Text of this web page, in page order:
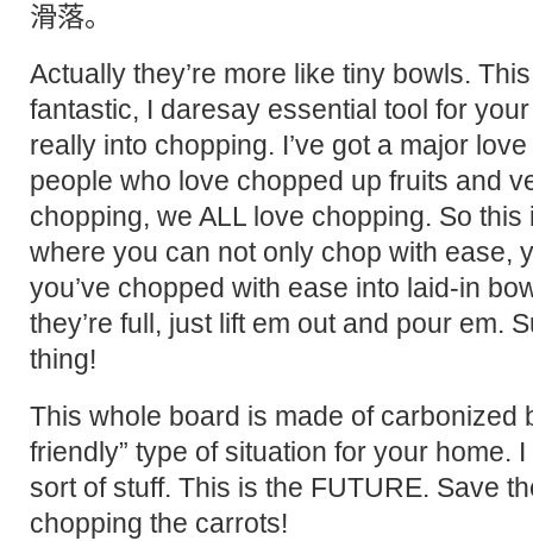
滑落。
Actually they’re more like tiny bowls.
fantastic, I daresay essential tool for
really into chopping. I’ve got a major
people who love chopped up fruits and
chopping, we ALL love chopping. So this
where you can not only chop with ease,
you’ve chopped with ease into laid-in
they’re full, just lift em out and pour em.
thing!
This whole board is made of carbonized
friendly” type of situation for your home.
sort of stuff. This is the FUTURE. Save
chopping the carrots!